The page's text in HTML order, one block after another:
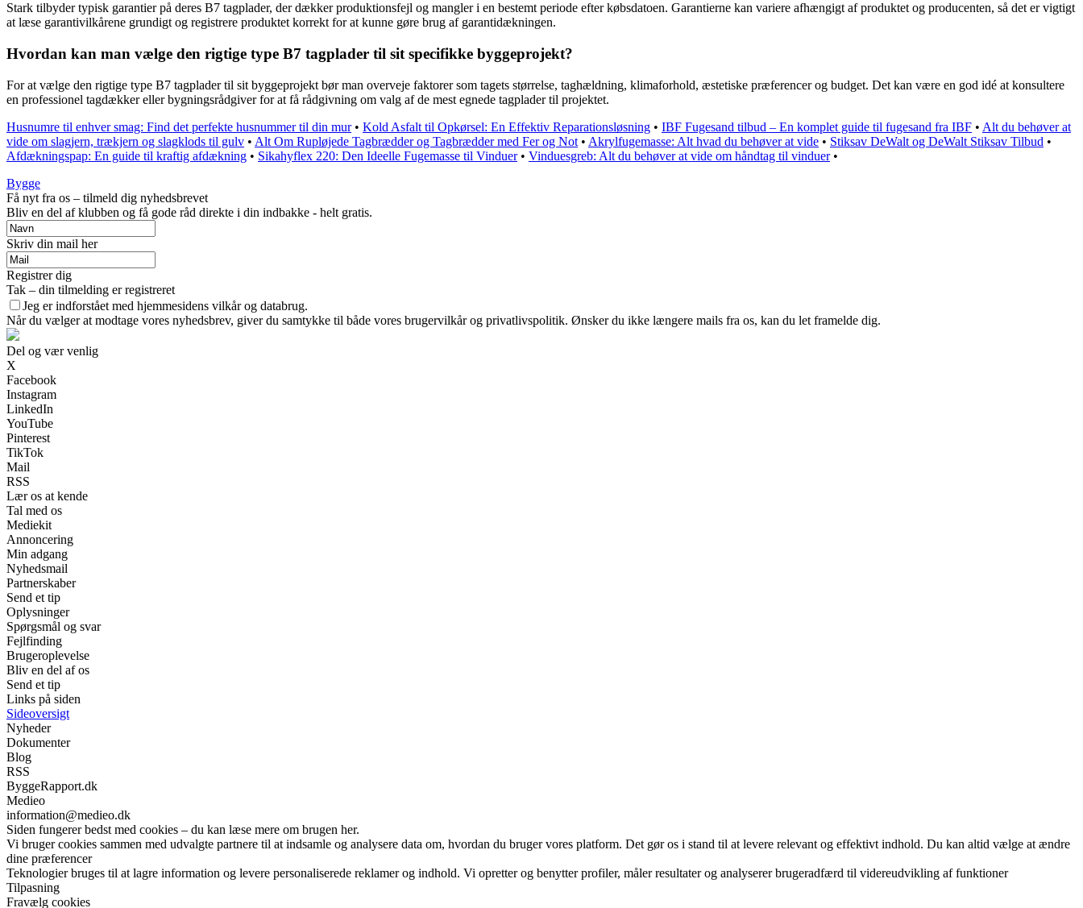
Stark tilbyder typisk garantier på deres B7 tagplader, der dækker produktionsfejl og mangler i en bestemt periode efter købsdatoen. Garantierne kan variere afhængigt af produktet og producenten, så det er vigtigt
at læse garantivilkårene grundigt og registrere produktet korrekt for at kunne gøre brug af garantidækningen.
Hvordan kan man vælge den rigtige type B7 tagplader til sit specifikke byggeprojekt?
For at vælge den rigtige type B7 tagplader til sit byggeprojekt bør man overveje faktorer som tagets størrelse, taghældning, klimaforhold, æstetiske præferencer og budget. Det kan være en god idé at konsultere
en professionel tagdækker eller bygningsrådgiver for at få rådgivning om valg af de mest egnede tagplader til projektet.
Husnumre til enhver smag: Find det perfekte husnummer til din mur• Kold Asfalt til Opkørsel: En Effektiv Reparationsløsning • IBF Fugesand tilbud – En komplet guide til fugesand fra IBF • Alt du behøver at
vide om slagjern, trækjern og slagklods til gulv • Alt Om Rupløjede Tagbrædder og Tagbrædder med Fer og Not • Akrylfugemasse: Alt hvad du behøver at vide • Stiksav DeWalt og DeWalt Stiksav Tilbud •
Afdækningspap: En guide til kraftig afdækning • Sikahyflex 220: Den Ideelle Fugemasse til Vinduer• Vinduesgreb: Alt du behøver at vide om håndtag til vinduer•
Bygge
Få nyt fra os – tilmeld dig nyhedsbrevet
Bliv en del af klubben og få gode råd direkte i din indbakke - helt gratis.
Skriv din mail her
Registrer dig
Tak – din tilmelding er registreret
Jeg er indforstået med hjemmesidens vilkår og databrug.
Når du vælger at modtage vores nyhedsbrev, giver du samtykke til både vores brugervilkår og privatlivspolitik. Ønsker du ikke længere mails fra os, kan du let framelde dig.
Del og vær venlig
X
Facebook
Instagram
LinkedIn
YouTube
Pinterest
TikTok
Mail
RSS
Lær os at kende
Tal med os
Mediekit
Annoncering
Min adgang
Nyhedsmail
Partnerskaber
Send et tip
Oplysninger
Spørgsmål og svar
Fejlfinding
Brugeroplevelse
Bliv en del af os
Send et tip
Links på siden
Sideoversigt
Nyheder
Dokumenter
Blog
RSS
ByggeRapport.dk
Medieo
information@medieo.dk
Siden fungerer bedst med cookies – du kan læse mere om brugen her.
Vi bruger cookies sammen med udvalgte partnere til at indsamle og analysere data om, hvordan du bruger vores platform. Det gør os i stand til at levere relevant og effektivt indhold. Du kan altid vælge at ændre
dine præferencer
Teknologier bruges til at lagre information og levere personaliserede reklamer og indhold. Vi opretter og benytter profiler, måler resultater og analyserer brugeradfærd til videreudvikling af funktioner
Tilpasning
Fravælg cookies